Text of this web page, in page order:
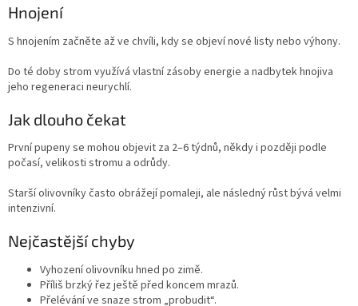
Hnojení
S hnojením začněte až ve chvíli, kdy se objeví nové listy nebo výhony.
Do té doby strom využívá vlastní zásoby energie a nadbytek hnojiva
jeho regeneraci neurychlí.
Jak dlouho čekat
První pupeny se mohou objevit za 2–6 týdnů, někdy i později podle
počasí, velikosti stromu a odrůdy.
Starší olivovníky často obrážejí pomaleji, ale následný růst bývá velmi
intenzivní.
Nejčastější chyby
Vyhození olivovníku hned po zimě.
Příliš brzký řez ještě před koncem mrazů.
Přelévání ve snaze strom „probudit“.